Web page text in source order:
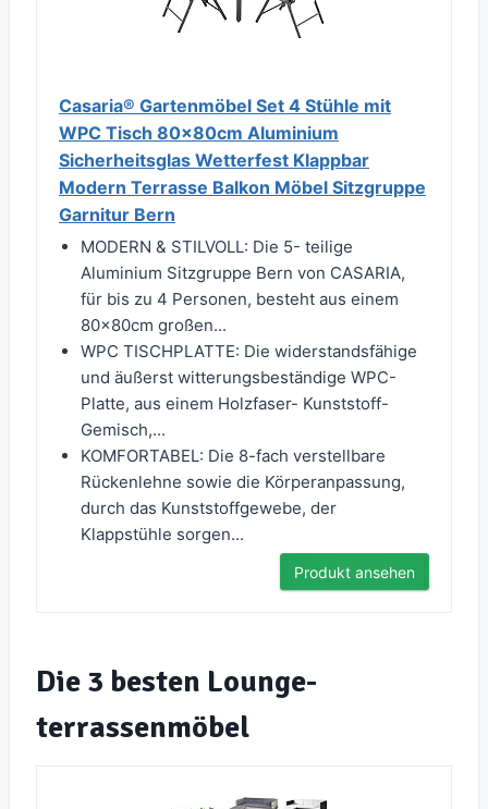
Casaria® Gartenmöbel Set 4 Stühle mit
WPC Tisch 80x80cm Aluminium
Sicherheitsglas Wetterfest Klappbar
Modern Terrasse Balkon Möbel Sitzgruppe
Garnitur Bern
MODERN & STILVOLL: Die 5- teilige
Aluminium Sitzgruppe Bern von CASARIA,
für bis zu 4 Personen, besteht aus einem
80x80cm großen...
WPC TISCHPLATTE: Die widerstandsfähige
und äußerst witterungsbeständige WPC-
Platte, aus einem Holzfaser- Kunststoff-
Gemisch,...
KOMFORTABEL: Die 8-fach verstellbare
Rückenlehne sowie die Körperanpassung,
durch das Kunststoffgewebe, der
Klappstühle sorgen...
Produkt ansehen
Die 3 besten Lounge-
terrassenmöbel